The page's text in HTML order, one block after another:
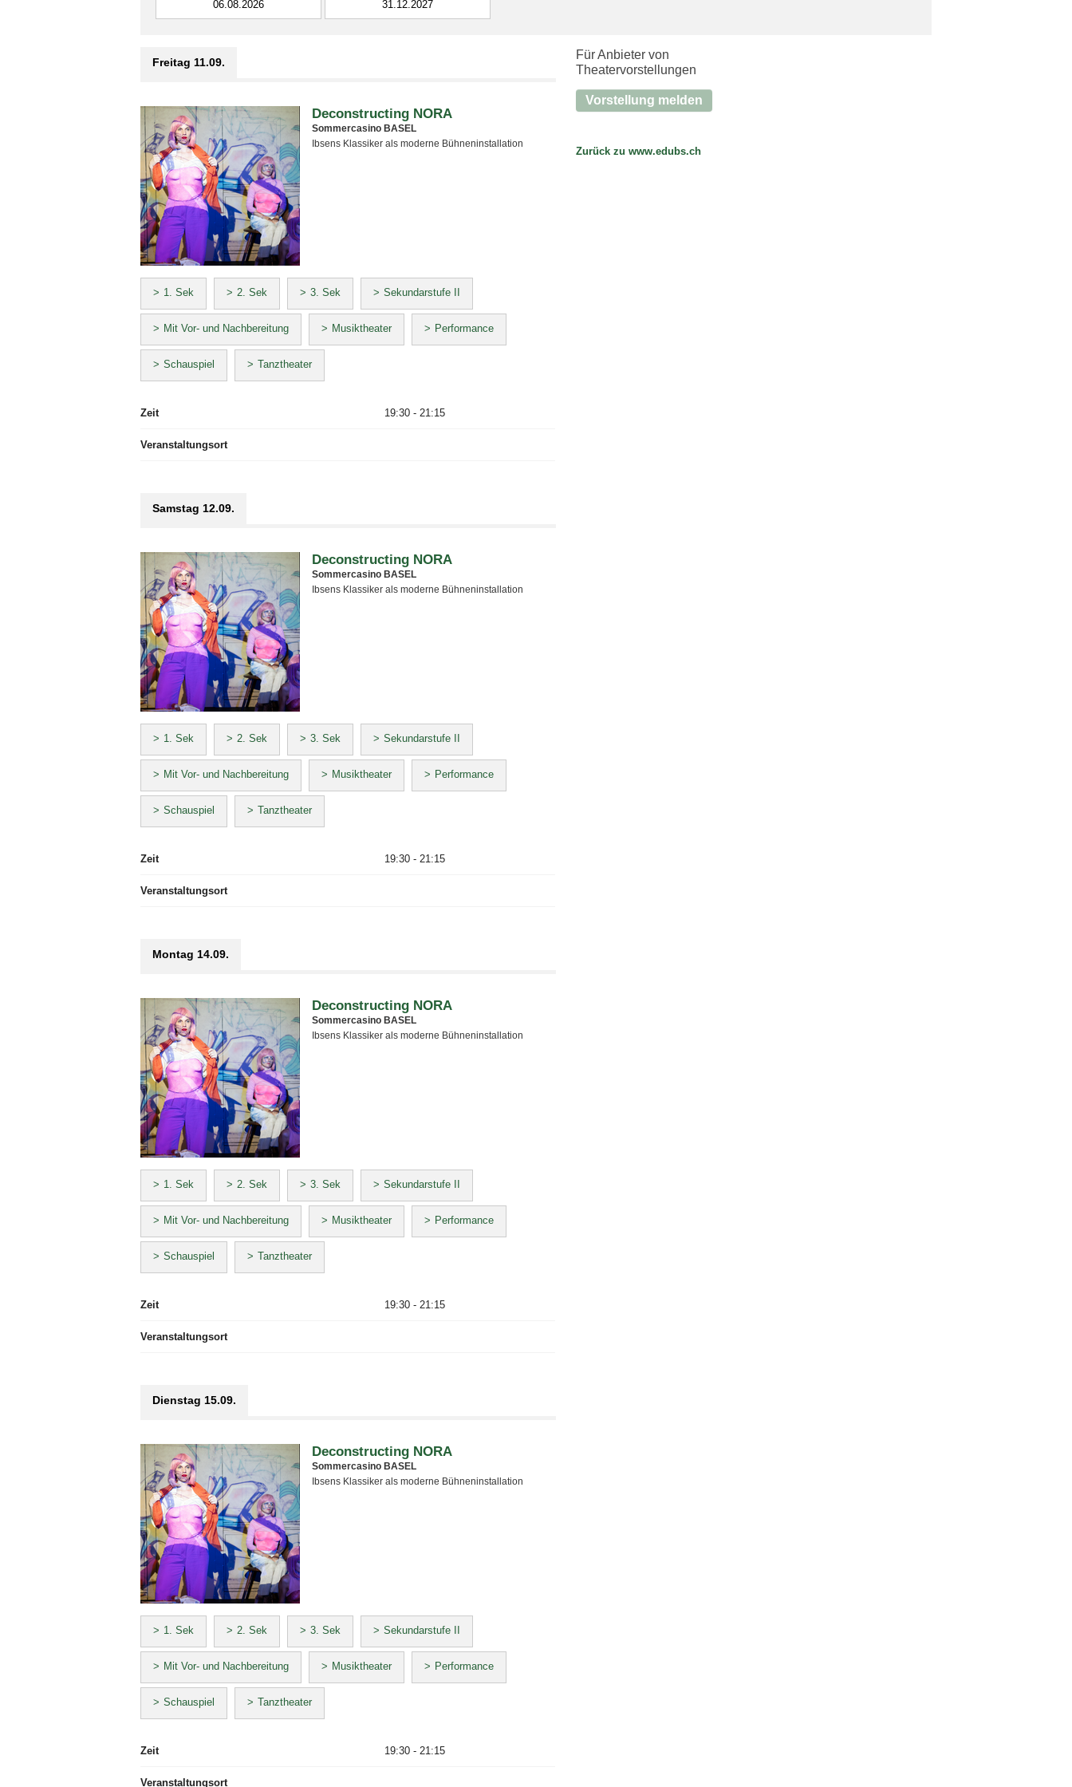
Freitag 11.09.
Deconstructing NORA
Sommercasino BASEL
Ibsens Klassiker als moderne Bühneninstallation
1. Sek 2. Sek 3. Sek Sekundarstufe II
Mit Vor- und Nachbereitung Musiktheater Performance
Schauspiel Tanztheater
Zeit 19:30 - 21:15
Veranstaltungsort
Samstag 12.09.
Deconstructing NORA
Sommercasino BASEL
Ibsens Klassiker als moderne Bühneninstallation
1. Sek 2. Sek 3. Sek Sekundarstufe II
Mit Vor- und Nachbereitung Musiktheater Performance
Schauspiel Tanztheater
Zeit 19:30 - 21:15
Veranstaltungsort
Montag 14.09.
Deconstructing NORA
Sommercasino BASEL
Ibsens Klassiker als moderne Bühneninstallation
1. Sek 2. Sek 3. Sek Sekundarstufe II
Mit Vor- und Nachbereitung Musiktheater Performance
Schauspiel Tanztheater
Zeit 19:30 - 21:15
Veranstaltungsort
Dienstag 15.09.
Deconstructing NORA
Sommercasino BASEL
Ibsens Klassiker als moderne Bühneninstallation
1. Sek 2. Sek 3. Sek Sekundarstufe II
Mit Vor- und Nachbereitung Musiktheater Performance
Schauspiel Tanztheater
Zeit 19:30 - 21:15
Veranstaltungsort
Für Anbieter von
Theatervorstellungen
Vorstellung melden
Zurück zu www.edubs.ch